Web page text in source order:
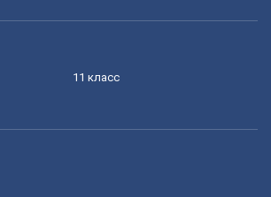
11 класс